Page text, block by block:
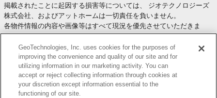
掲載されたことに起因する損害等については、 ジオテクノロジーズ
株式会社、およびアットホームは一切責任を負いません。
各物件情報の内容や画像等はすべて現況を優先させていただきま
す。
お取引等（お取引の準備、資金調達等を含みます）の際には、内容
や契約条件等について、 各情報提供元より十分な説明を受け、ご自
身でご確認の上、判断してください。
このコーナーへの物件情報のご掲載、その他不動産業務ソリューシ
ョン等についての不動産会社様のお問合せはこちら
GeoTechnologies, Inc. uses cookies for the purposes of
improving the convenience and quality of our site and for
utilizing information in our marketing activity. You can
accept or reject collecting information through cookies at
your discretion except information essential to the
functioning of our site.